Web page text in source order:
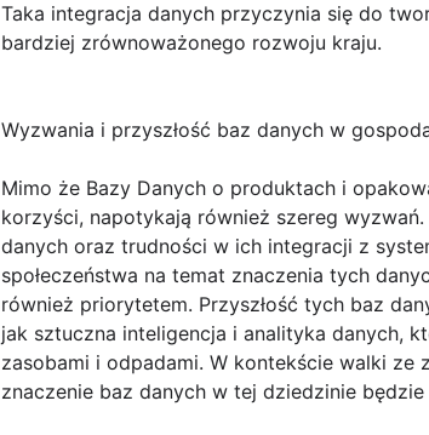
Taka integracja danych przyczynia się do
bardziej zrównoważonego rozwoju kraju.
Wyzwania i przyszłość baz danych w
Mimo że Bazy Danych o produktach i
korzyści, napotykają również szereg
danych oraz trudności w ich integracji z
społeczeństwa na temat znaczenia tych
również priorytetem. Przyszłość tych baz
jak sztuczna inteligencja i analityka danych,
zasobami i odpadami. W kontekście walki
znaczenie baz danych w tej dziedzinie będzie